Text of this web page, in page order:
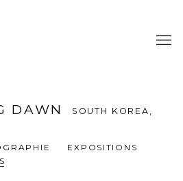
DAWN
SOUTH KOREA,
EXPOSITIONS